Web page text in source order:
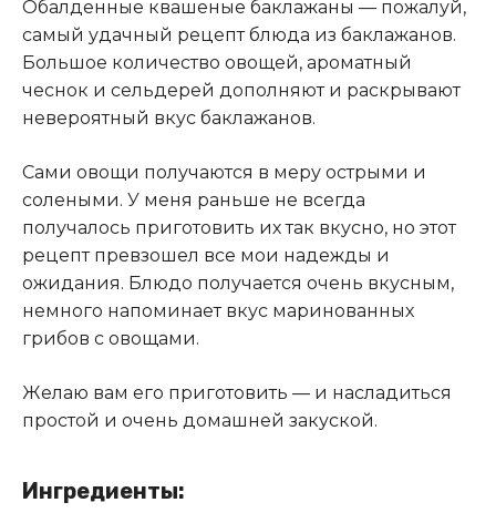
Обалденные квашеные баклажаны — пожалуй,
самый удачный рецепт блюда из баклажанов.
Большое количество овощей, ароматный
чеснок и сельдерей дополняют и раскрывают
невероятный вкус баклажанов.
Сами овощи получаются в меру острыми и
солеными. У меня раньше не всегда
получалось приготовить их так вкусно, но этот
рецепт превзошел все мои надежды и
ожидания. Блюдо получается очень вкусным,
немного напоминает вкус маринованных
грибов с овощами.
Желаю вам его приготовить — и насладиться
простой и очень домашней закуской.
Ингредиенты: